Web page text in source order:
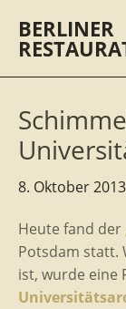
BERLINER
8. Oktober 2013
Heute fand der
Potsdam statt.
ist, wurde eine